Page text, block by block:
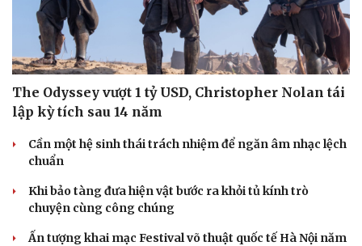
The Odyssey vượt 1 tỷ USD, Christopher Nolan tái
lập kỳ tích sau 14 năm
Cần một hệ sinh thái trách nhiệm để ngăn âm nhạc lệch
chuẩn
Khi bảo tàng đưa hiện vật bước ra khỏi tủ kính trò
chuyện cùng công chúng
Ấn tượng khai mạc Festival võ thuật quốc tế Hà Nội năm